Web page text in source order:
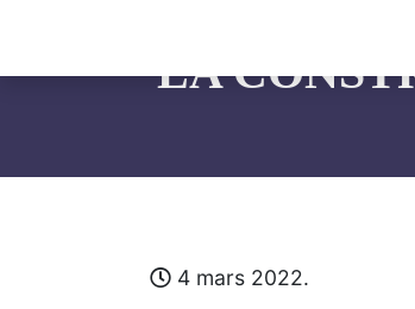
LA
4 mars 2022.